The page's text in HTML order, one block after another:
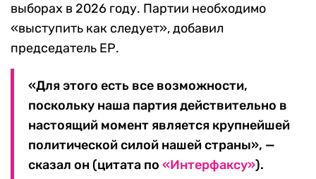
выборах в 2026 году. Партии необходимо
«выступить как следует», добавил
председатель ЕР.
«Для этого есть все возможности,
поскольку наша партия действительно в
настоящий момент является крупнейшей
политической силой нашей страны», —
сказал он (цитата по «Интерфаксу»).